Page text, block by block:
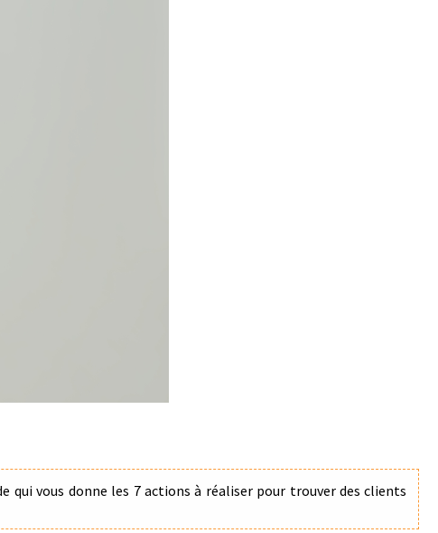
qui vous donne les 7 actions à réaliser pour trouver des clients